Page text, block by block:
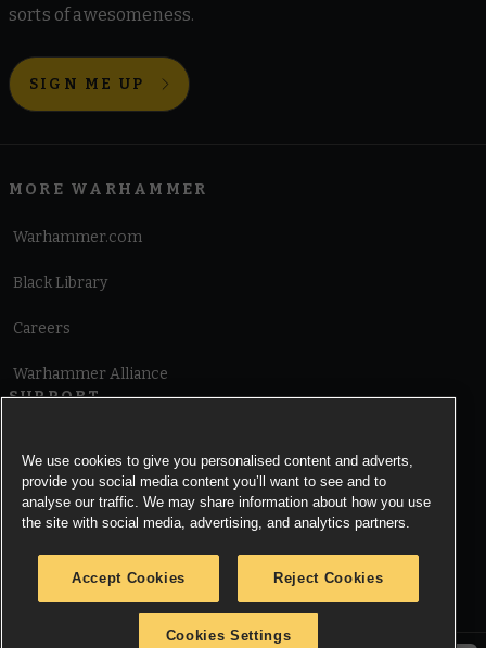
sorts of awesomeness.
SIGN ME UP
MORE WARHAMMER
Warhammer.com
Black Library
Careers
Warhammer Alliance
SUPPORT
Cookie Notice
We use cookies to give you personalised content and adverts,
provide you social media content you’ll want to see and to
analyse our traffic. We may share information about how you use
the site with social media, advertising, and analytics partners.
Accept Cookies Reject Cookies
Cookies Settings